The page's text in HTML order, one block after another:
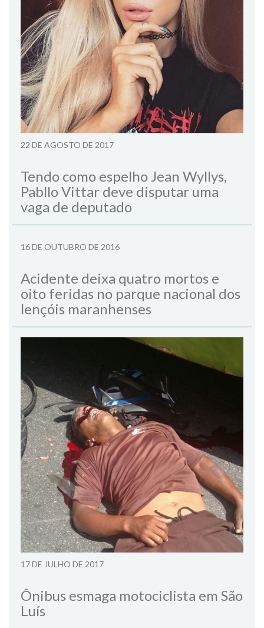
22 DE AGOSTO DE 2017
Tendo como espelho Jean Wyllys,
Pabllo Vittar deve disputar uma
vaga de deputado
16 DE OUTUBRO DE 2016
Acidente deixa quatro mortos e
oito feridas no parque nacional dos
lençóis maranhenses
17 DE JULHO DE 2017
Ônibus esmaga motociclista em São
Luís